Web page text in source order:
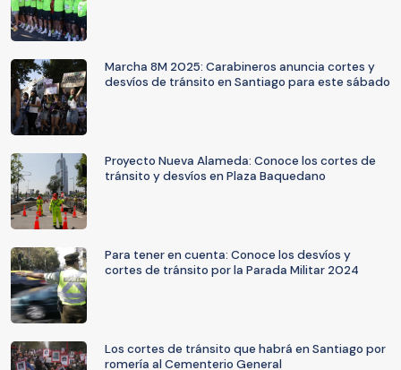
Marcha 8M 2025: Carabineros anuncia cortes y
desvíos de tránsito en Santiago para este sábado
Proyecto Nueva Alameda: Conoce los cortes de
tránsito y desvíos en Plaza Baquedano
Para tener en cuenta: Conoce los desvíos y
cortes de tránsito por la Parada Militar 2024
Los cortes de tránsito que habrá en Santiago por
romería al Cementerio General